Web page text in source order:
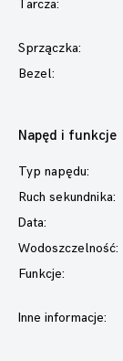
Tarcza:
Sprzączka:
Bezel:
Napęd i funkcje
Typ napędu:
Ruch sekundnika:
Data:
Wodoszczelność:
Funkcje:
Inne informacje: